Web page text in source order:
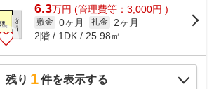
6.3万円 (管理費等：3,000円 )
敷金 0ヶ月 礼金
2ヶ月
2階 / 1DK / 25.98㎡
残り 1件を表示する